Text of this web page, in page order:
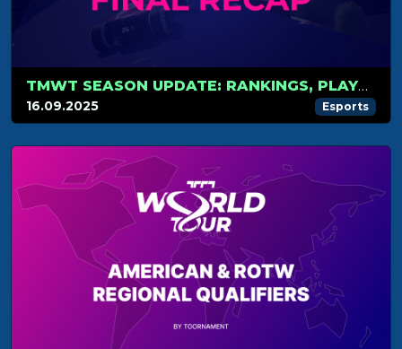
TMWT SEASON UPDATE: RANKINGS, PLAYOFFS AND WORLD CUP
16.09.2025 Esports